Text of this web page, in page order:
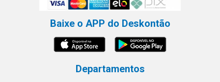
Baixe o APP do Deskontão
Departamentos